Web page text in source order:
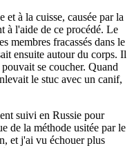
à la cuisse, causée par la
à l'aide de ce procédé. Le
membres fracassés dans le
ensuite autour du corps. Il
se coucher. Quand
le stuc avec un canif,
suivi en Russie pour
de la méthode usitée par le
et j'ai vu échouer plus